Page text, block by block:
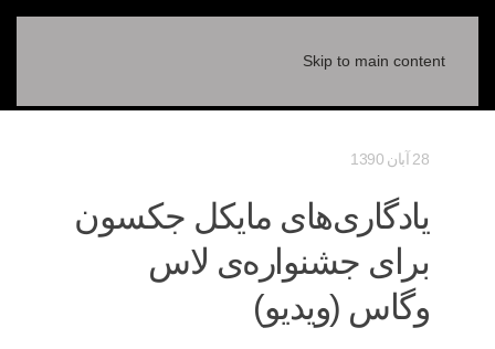
Skip to main content
28 آبان 1390
یادگاری‌های مایکل جکسون
برای جشنواره‌ی لاس
وگاس (ویدیو)